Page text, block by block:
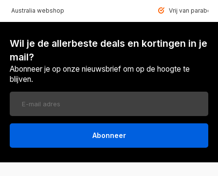
Australia webshop Vrij van
Wil je de allerbeste deals en kortingen in je
mail?
Abonneer je op onze nieuwsbrief om op de hoogte te
blijven.
Abonneer